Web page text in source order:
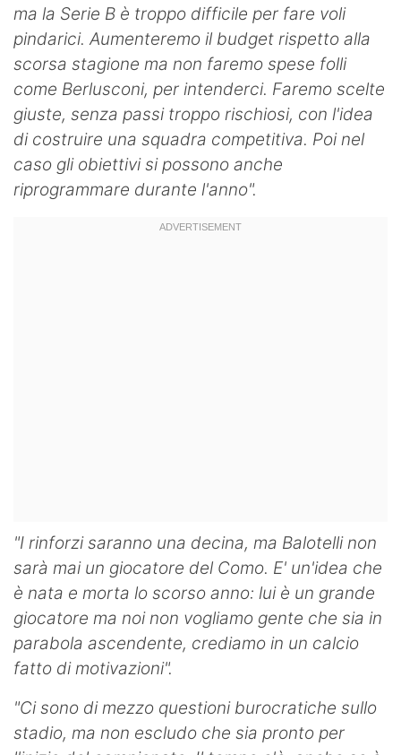
Turismo
Eventi
ma la Serie B è troppo difficile per fare voli
pindarici. Aumenteremo il budget rispetto alla
scorsa stagione ma non faremo spese folli
come Berlusconi, per intenderci. Faremo scelte
giuste, senza passi troppo rischiosi, con l'idea
di costruire una squadra competitiva. Poi nel
caso gli obiettivi si possono anche
riprogrammare durante l'anno".
"I rinforzi saranno una decina, ma Balotelli non
sarà mai un giocatore del Como. E' un'idea che
è nata e morta lo scorso anno: lui è un grande
giocatore ma noi non vogliamo gente che sia in
parabola ascendente, crediamo in un calcio
fatto di motivazioni".
"Ci sono di mezzo questioni burocratiche sullo
stadio, ma non escludo che sia pronto per